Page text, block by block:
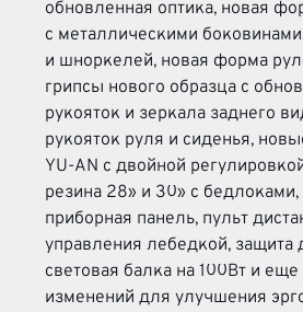
обновленная оптика, новая
с металлическими
и шноркелей, новая форма
грипсы нового образца с
рукояток и зеркала заднего
рукояток руля и сиденья,
YU-AN с двойной
резина 28» и 30» с бедлоками,
приборная панель, пульт
управления лебедкой,
световая балка на 100Вт и
изменений для улучшения